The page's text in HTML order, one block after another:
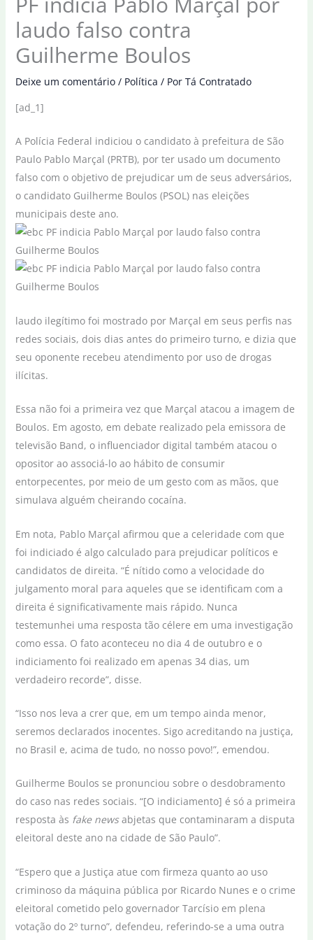
laudo falso contra
Guilherme Boulos
Deixe um comentário / Política / Por Tá Contratado
[ad_1]
A Polícia Federal indiciou o candidato à prefeitura de São
Paulo Pablo Marçal (PRTB), por ter usado um documento
falso com o objetivo de prejudicar um de seus adversários,
o candidato Guilherme Boulos (PSOL) nas eleições
municipais deste ano.
laudo ilegítimo foi mostrado por Marçal em seus perfis nas
redes sociais, dois dias antes do primeiro turno, e dizia que
seu oponente recebeu atendimento por uso de drogas
ilícitas.
Essa não foi a primeira vez que Marçal atacou a imagem de
Boulos. Em agosto, em debate realizado pela emissora de
televisão Band, o influenciador digital também atacou o
opositor ao associá-lo ao hábito de consumir
entorpecentes, por meio de um gesto com as mãos, que
simulava alguém cheirando cocaína.
Em nota, Pablo Marçal afirmou que a celeridade com que
foi indiciado é algo calculado para prejudicar políticos e
candidatos de direita. “É nítido como a velocidade do
julgamento moral para aqueles que se identificam com a
direita é significativamente mais rápido. Nunca
testemunhei uma resposta tão célere em uma investigação
como essa. O fato aconteceu no dia 4 de outubro e o
indiciamento foi realizado em apenas 34 dias, um
verdadeiro recorde”, disse.
“Isso nos leva a crer que, em um tempo ainda menor,
seremos declarados inocentes. Sigo acreditando na justiça,
no Brasil e, acima de tudo, no nosso povo!”, emendou.
Guilherme Boulos se pronunciou sobre o desdobramento
do caso nas redes sociais. “[O indiciamento] é só a primeira
resposta às fake newsabjetas que contaminaram a disputa
eleitoral deste ano na cidade de São Paulo”.
“Espero que a Justiça atue com firmeza quanto ao uso
criminoso da máquina pública por Ricardo Nunes e o crime
eleitoral cometido pelo governador Tarcísio em plena
votação do 2º turno”, defendeu, referindo-se a uma outra